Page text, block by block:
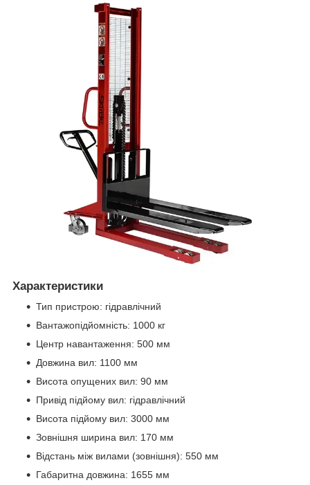
Характеристики
Тип пристрою: гідравлічний
Вантажопідйомність: 1000 кг
Центр навантаження: 500 мм
Довжина вил: 1100 мм
Висота опущених вил: 90 мм
Привід підйому вил: гідравлічний
Висота підйому вил: 3000 мм
Зовнішня ширина вил: 170 мм
Відстань між вилами (зовнішня): 550 мм
Габаритна довжина: 1655 мм